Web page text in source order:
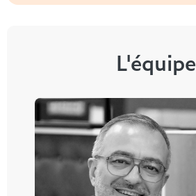
L'équipe